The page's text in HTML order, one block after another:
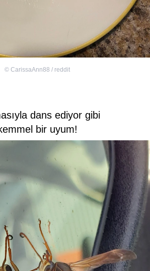
© CarissaAnn88 / reddit
dans ediyor gibi
bir uyum!